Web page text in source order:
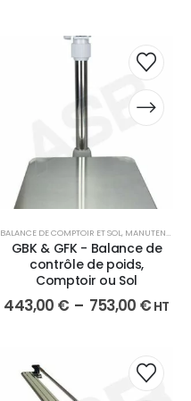
BALANCE DE COMPTOIR ET SOL, MANUTENTION
GBK & GFK - Balance de
contrôle de poids,
Comptoir ou Sol
443,00 € – 753,00 € HT